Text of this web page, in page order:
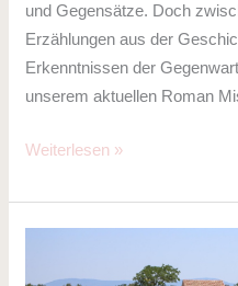
und Gegensätze. Doch
Erzählungen aus der
Erkenntnissen der
unserem aktuellen Roman
Weiterlesen »